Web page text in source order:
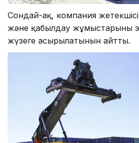
Сондай-ақ, компания
және қабылдау жұмыстарының
жүзеге асырылатынын айтты.